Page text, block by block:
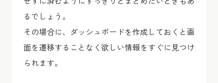
るでしょう。
その場合に、ダッシュボードを作成しておくと画
面を遷移することなく欲しい情報をすぐに見つけ
られます。